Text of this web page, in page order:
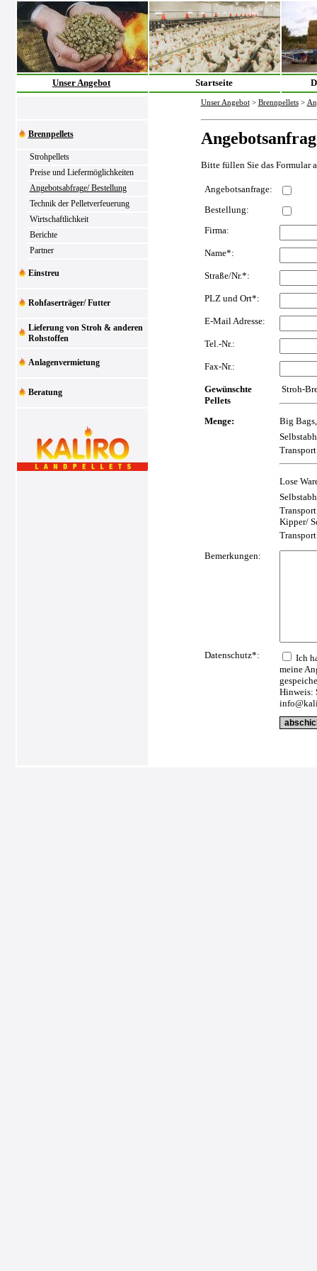
Unser Angebot Startseite
Brennpellets
Strohpellets
Preise und Liefermöglichkeiten
Angebotsabfrage/ Bestellung
Technik der Pelletverfeuerung
Wirtschaftlichkeit
Berichte
Partner
Einstreu
Rohfaserträger/ Futter
Lieferung von Stroh & anderen
Rohstoffen
Anlagenvermietung
Beratung
Unser Angebot > Brennpellets >
Bitte füllen Sie das Formular
Angebotsanfrage:
Bestellung:
Firma:
Name*:
Straße/Nr.*:
PLZ und Ort*:
E-Mail Adresse:
Tel.-Nr.:
Fax-Nr.:
Gewünschte
Pellets
Stroh-
Menge:
Big
Lose
Transport
Kipper/
Bemerkungen:
Datenschutz*:
Ich
meine
Hinweis: